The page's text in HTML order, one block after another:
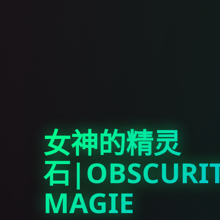
女神的精灵
石
MAGIE